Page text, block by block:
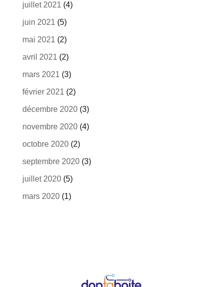
juillet 2021 (4)
juin 2021 (5)
mai 2021 (2)
avril 2021 (2)
mars 2021 (3)
février 2021 (2)
décembre 2020(3)
novembre 2020(4)
octobre 2020(2)
septembre 2020(3)
juillet 2020(5)
mars 2020(1)